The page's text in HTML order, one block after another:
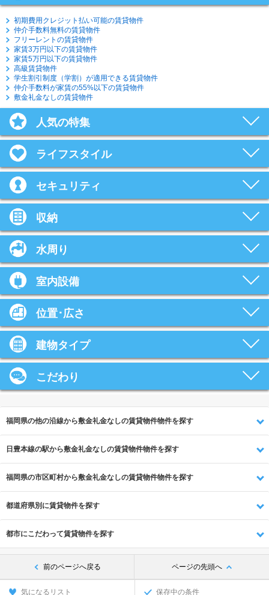
初期費用クレジット払い可能の賃貸物件
仲介手数料無料の賃貸物件
フリーレントの賃貸物件
家賃3万円以下の賃貸物件
家賃5万円以下の賃貸物件
高級賃貸物件
学生割引制度（学割）が適用できる賃貸物件
仲介手数料が家賃の55%以下の賃貸物件
敷金礼金なしの賃貸物件
人気の特集
ライフスタイル
セキュリティ
収納
水周り
室内設備
位置･広さ
建物タイプ
こだわり
福岡県の他の沿線から敷金礼金なしの賃貸物件物件を探す
日豊本線の駅から敷金礼金なしの賃貸物件物件を探す
福岡県の市区町村から敷金礼金なしの賃貸物件物件を探す
都道府県別に賃貸物件を探す
都市にこだわって賃貸物件を探す
前のページへ戻る ページの先頭へ
気になるリスト 保存中の条件